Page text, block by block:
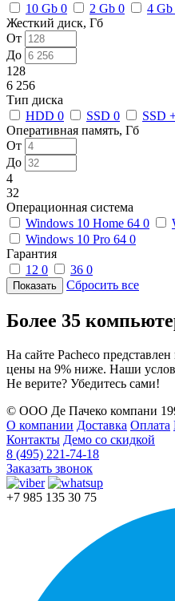
10 Gb 0 2 Gb 0 4 Gb
Жесткий диск, Гб
От
До
128
6 256
Тип диска
HDD 0 SSD 0 SSD
Оперативная память, Гб
От
До
4
32
Операционная система
Windows 10 Home 64 0
Windows 10 Pro 64 0
Гарантия
12 0 36 0
Сбросить все
Более 35
На сайте Pacheco
цены на 9% ниже. Наши
Не верите? Убедитесь сами!
© ООО Де Пачеко компани
О компании Доставка Оплата
Контакты Демо со скидкой
8 (495) 221-74-18
Заказать звонок
+7 985 135 30 75